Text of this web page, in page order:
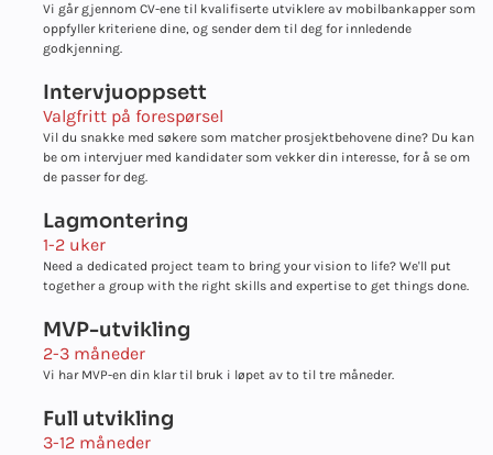
Vi går gjennom CV-ene til kvalifiserte utviklere av mobilbankapper som
oppfyller kriteriene dine, og sender dem til deg for innledende
godkjenning.
Intervjuoppsett
Valgfritt på forespørsel
Vil du snakke med søkere som matcher prosjektbehovene dine? Du kan
be om intervjuer med kandidater som vekker din interesse, for å se om
de passer for deg.
Lagmontering
1-2 uker
Need a dedicated project team to bring your vision to life? We'll put
together a group with the right skills and expertise to get things done.
MVP-utvikling
2-3 måneder
Vi har MVP-en din klar til bruk i løpet av to til tre måneder.
Full utvikling
3-12 måneder